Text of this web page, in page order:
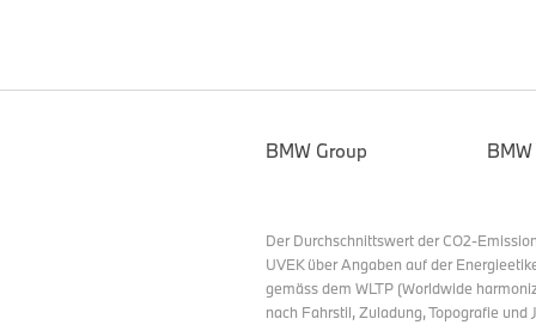
BMW Group BMW
Der Durchschnittswert der CO2-
UVEK über Angaben auf der
gemäss dem WLTP (Worldwide
nach Fahrstil, Zuladung, Topografie